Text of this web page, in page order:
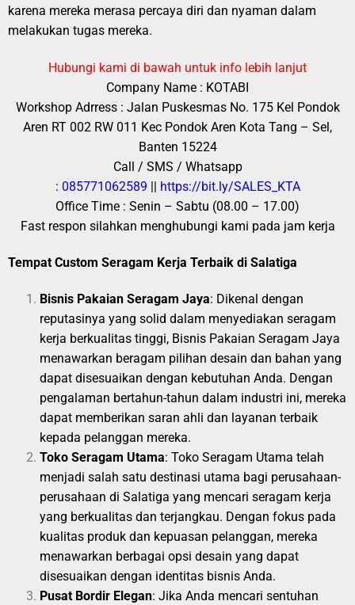
karena mereka merasa percaya diri dan nyaman dalam
melakukan tugas mereka.
Hubungi kami di bawah untuk info lebih lanjut
Company Name : KOTABI
Workshop Adrress : Jalan Puskesmas No. 175 Kel Pondok
Aren RT 002 RW 011 Kec Pondok Aren Kota Tang – Sel,
Banten 15224
Call / SMS / Whatsapp
: 085771062589 || https://bit.ly/SALES_KTA
Office Time : Senin – Sabtu (08.00 – 17.00)
Fast respon silahkan menghubungi kami pada jam kerja
Tempat Custom Seragam Kerja Terbaik di Salatiga
Bisnis Pakaian Seragam Jaya: Dikenal dengan
reputasinya yang solid dalam menyediakan seragam
kerja berkualitas tinggi, Bisnis Pakaian Seragam Jaya
menawarkan beragam pilihan desain dan bahan yang
dapat disesuaikan dengan kebutuhan Anda. Dengan
pengalaman bertahun-tahun dalam industri ini, mereka
dapat memberikan saran ahli dan layanan terbaik
kepada pelanggan mereka.
Toko Seragam Utama: Toko Seragam Utama telah
menjadi salah satu destinasi utama bagi perusahaan-
perusahaan di Salatiga yang mencari seragam kerja
yang berkualitas dan terjangkau. Dengan fokus pada
kualitas produk dan kepuasan pelanggan, mereka
menawarkan berbagai opsi desain yang dapat
disesuaikan dengan identitas bisnis Anda.
Pusat Bordir Elegan: Jika Anda mencari sentuhan